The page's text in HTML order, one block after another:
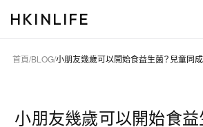
HKINLIFE
首頁/BLOG/小朋友幾歲可以開始食益生菌？兒童同
小朋友幾歲可以開始食益